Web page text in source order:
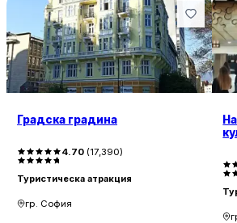
Градска градина
4.70 (17,390)
Туристическа атракция
гр. София